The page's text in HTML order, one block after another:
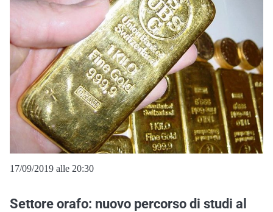
17/09/2019 alle 20:30
Settore orafo: nuovo percorso di studi al